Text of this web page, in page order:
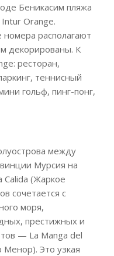
Беникасим пляжа
Orange.
располагают
декорированы. К
ресторан,
теннисный
гольф, пинг-понг,
между
Мурсия на
Calida (Жаркое
сочетается с
моря,
престижных и
— La Manga del
Это узкая